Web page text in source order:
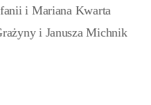
i Mariana Kwarta
i Janusza Michnik